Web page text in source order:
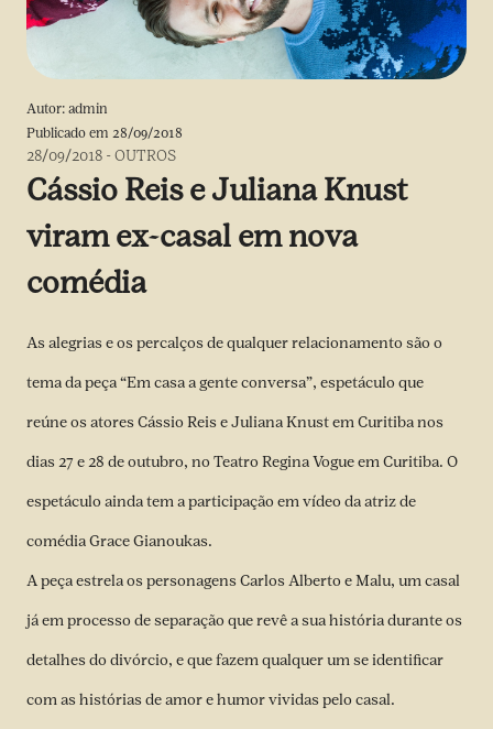
Autor: admin
Publicado em 28/09/2018
28/09/2018 -OUTROS
Cássio Reis e Juliana Knust
viram ex-casal em nova
comédia
As alegrias e os percalços de qualquer relacionamento são o
tema da peça “Em casa a gente conversa”, espetáculo que
reúne os atores Cássio Reis e Juliana Knust em Curitiba nos
dias 27 e 28 de outubro, no Teatro Regina Vogue em Curitiba. O
espetáculo ainda tem a participação em vídeo da atriz de
comédia Grace Gianoukas.
A peça estrela os personagens Carlos Alberto e Malu, um casal
já em processo de separação que revê a sua história durante os
detalhes do divórcio, e que fazem qualquer um se identificar
com as histórias de amor e humor vividas pelo casal.